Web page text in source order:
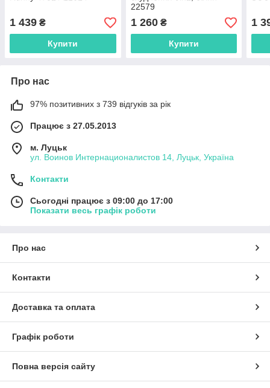
1 439 ₴
Купити
22579
1 260₴
Купити
1
Про нас
97% позитивних з 739 відгуків за рік
Працює з 27.05.2013
м. Луцьк
ул. Воинов Интернационалистов 14, Луцьк, Україна
Контакти
Сьогодні працює з 09:00 до 17:00
Показати весь графік роботи
Про нас
Контакти
Доставка та оплата
Графік роботи
Повна версія сайту